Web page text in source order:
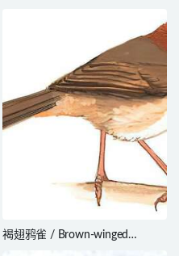
褐翅鸦雀 / Brown-winged